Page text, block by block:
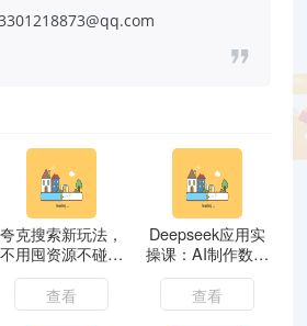
夸克搜索新玩法，
不用囤资源不碰版
权，纯靠口令就能
躺赚，有人做到1
天7512
查看
Deepseek应用实
操课：AI制作数字
妈妈、写真、短视
频，辅导作业，
PPT制作等
查看